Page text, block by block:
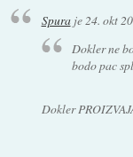
Spuraje 24. okt
Dokler ne
bodo pac
Dokler